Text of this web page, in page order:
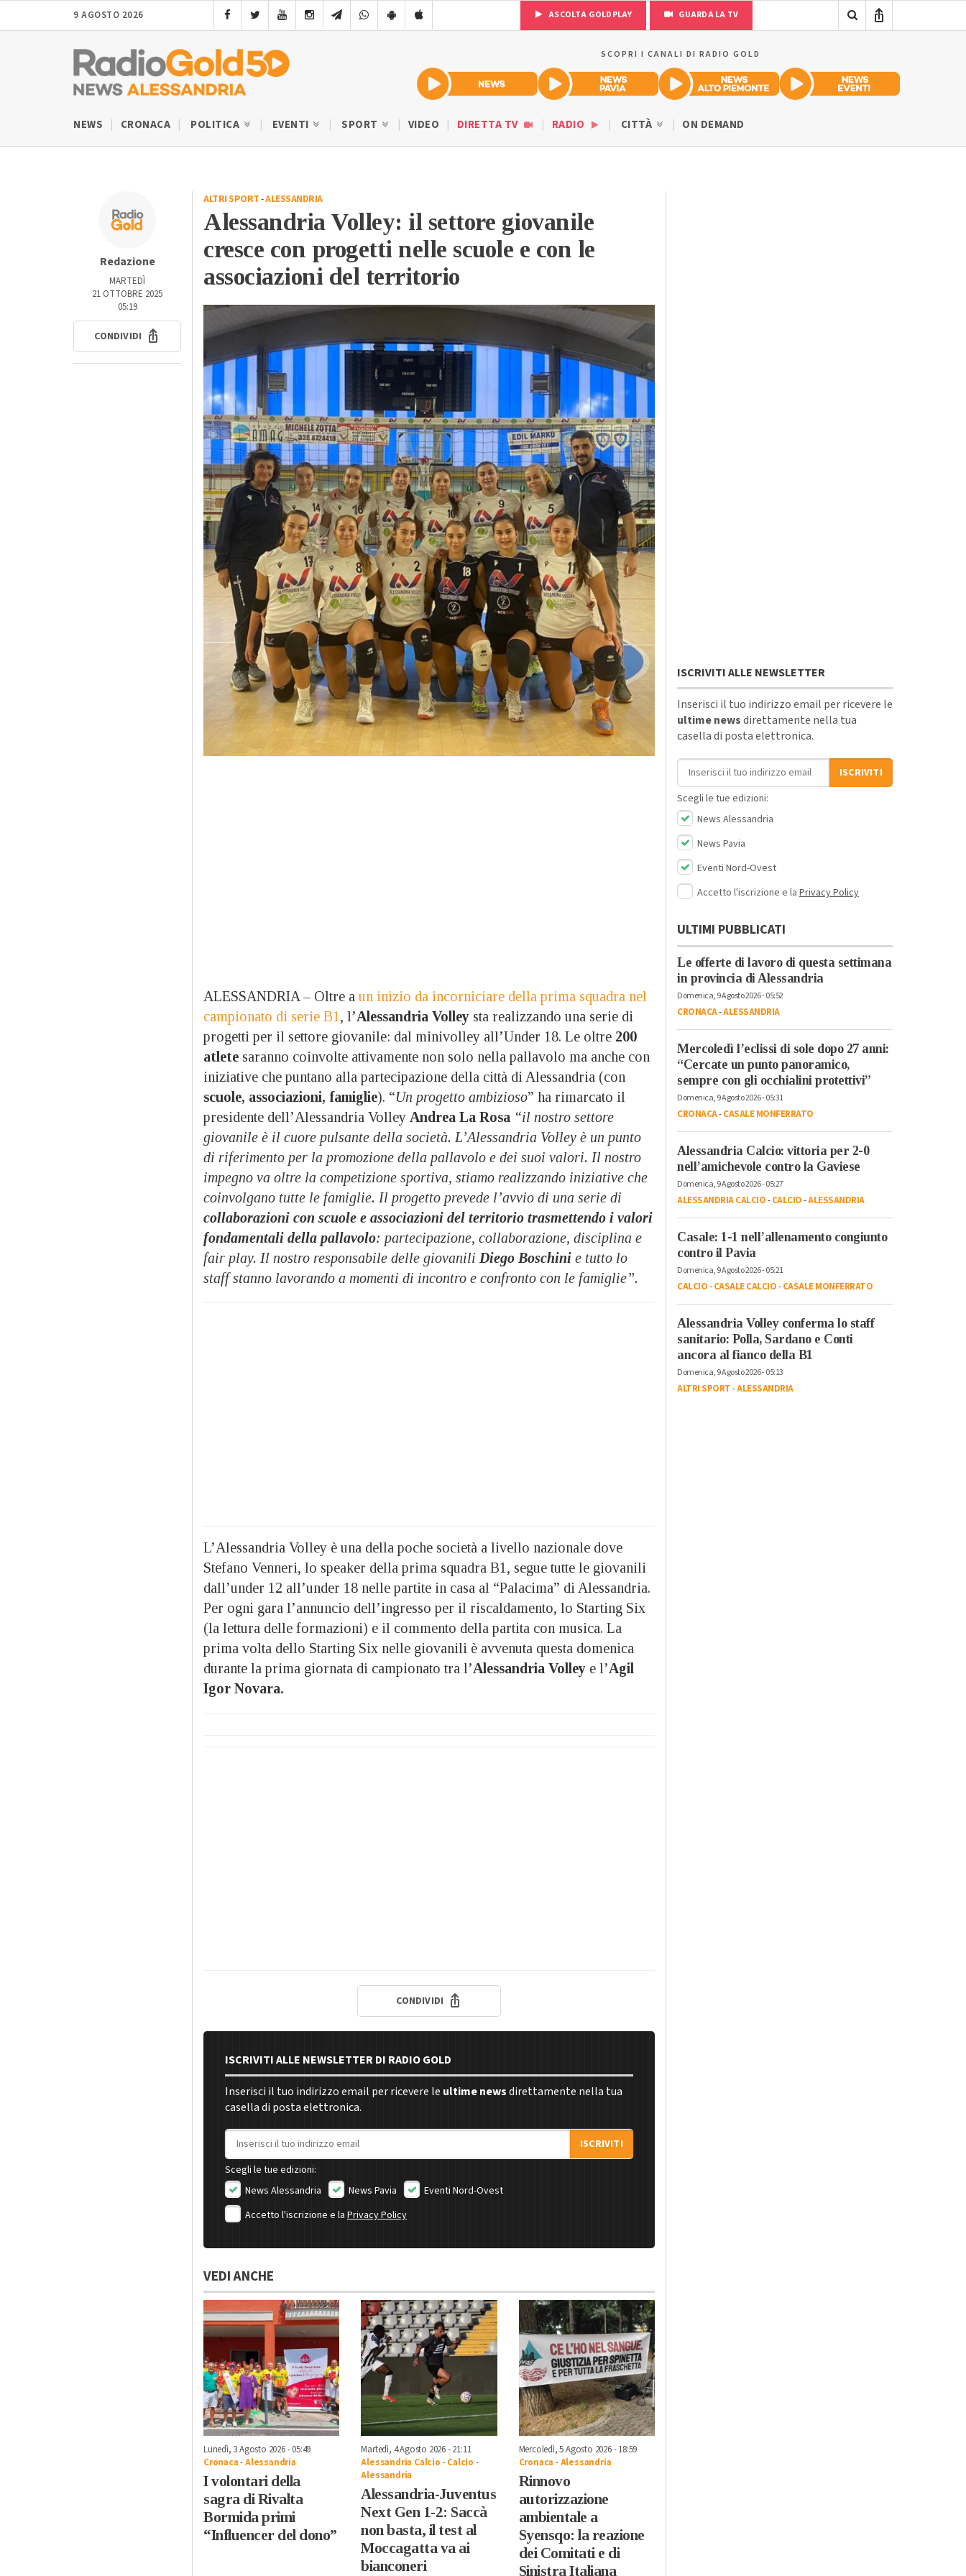
9 AGOSTO 2026 ASCOLTA GOLDPLAY GUARDA LA TV
SCOPRI I CANALI DI RADIO GOLD
NEWS CRONACA POLITICA EVENTI SPORT VIDEO DIRETTA TV RADIO CITTÀ ON DEMAND
Redazione
MARTEDÌ
21 OTTOBRE 2025
05:19
CONDIVIDI
ALTRI SPORT-ALESSANDRIA
Alessandria Volley: il settore giovanile
cresce con progetti nelle scuole e con le
associazioni del territorio
ALESSANDRIA – Oltre a un inizio da incorniciare della prima squadra nel
campionato di serie B1 , l’Alessandria Volley sta realizzando una serie di
progetti per il settore giovanile: dal minivolley all’Under 18. Le oltre 200
atlete saranno coinvolte attivamente non solo nella pallavolo ma anche con
iniziative che puntano alla partecipazione della città di Alessandria (con
scuole, associazioni, famiglie). “Un progetto ambizioso” ha rimarcato il
presidente dell’Alessandria Volley Andrea La Rosa “il nostro settore
giovanile è il cuore pulsante della società. L’Alessandria Volley è un punto
di riferimento per la promozione della pallavolo e dei suoi valori. Il nostro
impegno va oltre la competizione sportiva, stiamo realizzando iniziative che
coinvolgano tutte le famiglie. Il progetto prevede l’avvio di una serie di
collaborazioni con scuole e associazioni del territorio trasmettendo i valori
fondamentali della pallavolo: partecipazione, collaborazione, disciplina e
fair play. Il nostro responsabile delle giovanili Diego Boschini e tutto lo
staff stanno lavorando a momenti di incontro e confronto con le famiglie”.
L’Alessandria Volley è una della poche società a livello nazionale dove
Stefano Venneri, lo speaker della prima squadra B1, segue tutte le giovanili
dall’under 12 all’under 18 nelle partite in casa al “Palacima” di Alessandria.
Per ogni gara l’annuncio dell’ingresso per il riscaldamento, lo Starting Six
(la lettura delle formazioni) e il commento della partita con musica. La
prima volta dello Starting Six nelle giovanili è avvenuta questa domenica
durante la prima giornata di campionato tra l’Alessandria Volley e l’Agil
Igor Novara.
CONDIVIDI
ISCRIVITI ALLE NEWSLETTER DI RADIO GOLD
Inserisci il tuo indirizzo email per ricevere le ultime newsdirettamente nella tua
casella di posta elettronica.
Indirizzo email
ISCRIVITI
Scegli le tue edizioni:
News Alessandria
News Pavia
Eventi Nord-Ovest
Accetto l'iscrizione e la Privacy Policy
VEDI ANCHE
Lunedì, 3 Agosto 2026 - 05:49
Cronaca-Alessandria
I volontari della
sagra di Rivalta
Bormida primi
“Influencer del dono”
Martedì, 4 Agosto 2026 - 21:11
Alessandria Calcio -Calcio -
Alessandria
Alessandria-Juventus
Next Gen 1-2: Saccà
non basta, il test al
Moccagatta va ai
bianconeri
Mercoledì, 5 Agosto 2026 - 18:59
Cronaca -Alessandria
Rinnovo
autorizzazione
ambientale a
Syensqo: la reazione
dei Comitati e di
Sinistra Italiana
ISCRIVITI ALLE NEWSLETTER
Inserisci il tuo indirizzo email per ricevere le
ultime newsdirettamente nella tua
casella di posta elettronica.
Indirizzo email
ISCRIVITI
Scegli le tue edizioni:
News Alessandria
News Pavia
Eventi Nord-Ovest
Accetto l'iscrizione e la Privacy Policy
ULTIMI PUBBLICATI
Le offerte di lavoro di questa settimana
in provincia di Alessandria
Domenica, 9 Agosto 2026 - 05:52
CRONACA-ALESSANDRIA
Mercoledì l’eclissi di sole dopo 27 anni:
“Cercate un punto panoramico,
sempre con gli occhialini protettivi”
Domenica, 9 Agosto 2026 - 05:31
CRONACA-CASALE MONFERRATO
Alessandria Calcio: vittoria per 2-0
nell’amichevole contro la Gaviese
Domenica, 9 Agosto 2026 - 05:27
ALESSANDRIA CALCIO-CALCIO-ALESSANDRIA
Casale: 1-1 nell’allenamento congiunto
contro il Pavia
Domenica, 9 Agosto 2026 - 05:21
CALCIO-CASALE CALCIO-CASALE MONFERRATO
Alessandria Volley conferma lo staff
sanitario: Polla, Sardano e Conti
ancora al fianco della B1
Domenica, 9 Agosto 2026 - 05:13
ALTRI SPORT-ALESSANDRIA